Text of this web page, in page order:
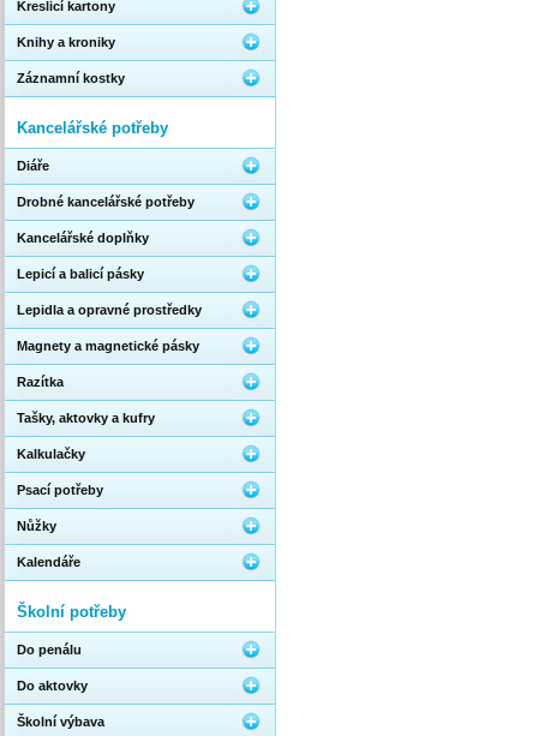
Kreslicí kartony
Knihy a kroniky
Záznamní kostky
Kancelářské potřeby
Diáře
Drobné kancelářské potřeby
Kancelářské doplňky
Lepicí a balicí pásky
Lepidla a opravné prostředky
Magnety a magnetické pásky
Razítka
Tašky, aktovky a kufry
Kalkulačky
Psací potřeby
Nůžky
Kalendáře
Školní potřeby
Do penálu
Do aktovky
Školní výbava